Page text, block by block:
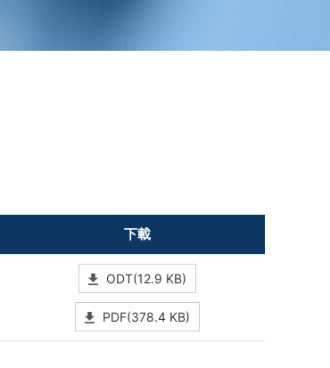
下載
ODT(12.9 KB)
PDF(378.4 KB)